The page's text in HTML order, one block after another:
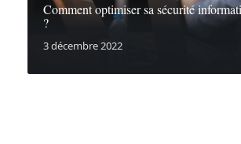
Comment optimiser sa sécurité
?
3 décembre 2022